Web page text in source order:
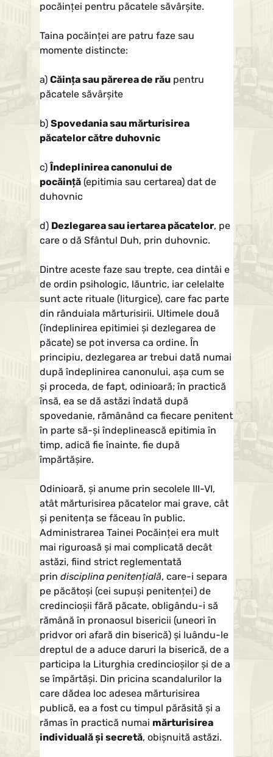
pocăinţei pentru păcatele săvârşite.
Taina pocăinţei are patru faze sau
momente distincte:
a) Căinţa sau părerea de rău pentru
păcatele săvârşite
b) Spovedania sau mărturisirea
păcatelor către duhovnic
c) Îndeplinirea canonului de
pocăinţă (epitimia sau certarea) dat de
duhovnic
d) Dezlegarea sau iertarea păcatelor, pe
care o dă Sfântul Duh, prin duhovnic.
Dintre aceste faze sau trepte, cea dintâi e
de ordin psihologic, lăuntric, iar celelalte
sunt acte rituale (liturgice), care fac parte
din rânduiala mărturisirii. Ultimele două
(îndeplinirea epitimiei şi dezlegarea de
păcate) se pot inversa ca ordine. În
principiu, dezlegarea ar trebui dată numai
după îndeplinirea canonului, aşa cum se
şi proceda, de fapt, odinioară; în practică
însă, ea se dă astăzi îndată după
spovedanie, rămânând ca fiecare penitent
în parte să-şi îndeplinească epitimia în
timp, adică fie înainte, fie după
împărtăşire.
Odinioară, şi anume prin secolele III-VI,
atât mărturisirea păcatelor mai grave, cât
şi penitenţa se făceau în public.
Administrarea Tainei Pocăinţei era mult
mai riguroasă şi mai complicată decât
astăzi, fiind strict reglementată
prin disciplina penitenţială, care-i separa
pe păcătoşi (cei supuşi penitenţei) de
credincioşii fără păcate, obligându-i să
rămână în pronaosul bisericii (uneori în
pridvor ori afară din biserică) şi luându-le
dreptul de a aduce daruri la biserică, de a
participa la Liturghia credincioşilor şi de a
se împărtăşi. Din pricina scandalurilor la
care dădea loc adesea mărturisirea
publică, ea a fost cu timpul părăsită şi a
rămas în practică numai mărturisirea
individuală şi secretă, obişnuită astăzi.